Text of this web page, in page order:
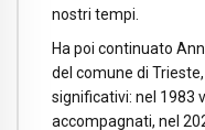
nostri tempi.
Ha poi continuato
del comune di
significativi: nel 1983
accompagnati, nel